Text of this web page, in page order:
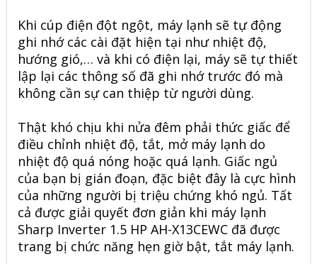
Khi cúp điện đột ngột, máy lạnh sẽ tự động
ghi nhớ các cài đặt hiện tại như nhiệt độ,
hướng gió,… và khi có điện lại, máy sẽ tự thiết
lập lại các thông số đã ghi nhớ trước đó mà
không cần sự can thiệp từ người dùng.
Thật khó chịu khi nửa đêm phải thức giấc để
điều chỉnh nhiệt độ, tắt, mở máy lạnh do
nhiệt độ quá nóng hoặc quá lạnh. Giấc ngủ
của bạn bị gián đoạn, đặc biệt đây là cực hình
của những người bị triệu chứng khó ngủ. Tất
cả được giải quyết đơn giản khi máy lạnh
Sharp Inverter 1.5 HP AH-X13CEWC đã được
trang bị chức năng hẹn giờ bật, tắt máy lạnh.